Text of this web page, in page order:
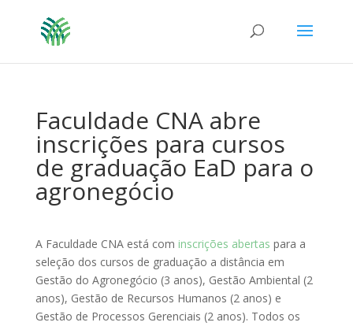
Faculdade CNA abre
inscrições para cursos
de graduação EaD para o
agronegócio
A Faculdade CNA está com inscrições abertas para a
seleção dos cursos de graduação a distância em
Gestão do Agronegócio (3 anos), Gestão Ambiental (2
anos), Gestão de Recursos Humanos (2 anos) e
Gestão de Processos Gerenciais (2 anos). Todos os